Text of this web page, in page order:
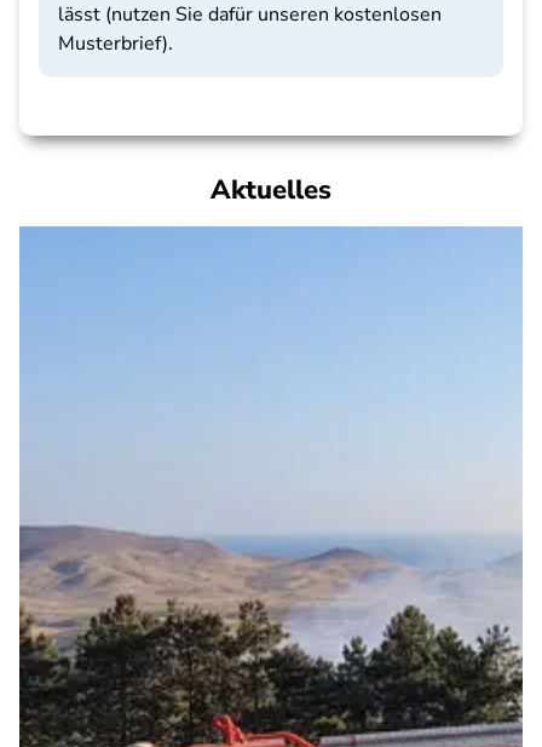
lässt (nutzen Sie dafür unseren kostenlosen
Musterbrief).
Aktuelles